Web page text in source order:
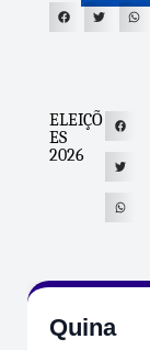
ELEIÇÕ
ES
2026
Quina